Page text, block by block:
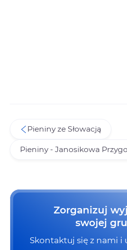
Pieniny ze Słowacją
Pieniny - Janosikowa
Zorganizuj
swojej
Skontaktuj się z nami i